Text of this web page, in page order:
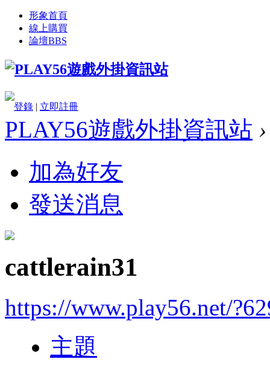
形象首頁
線上購買
論壇BBS
登錄 | 立即註冊
PLAY56遊戲外掛資訊站 ›
加為好友
發送消息
cattlerain31
https://www.play56.net/
主題